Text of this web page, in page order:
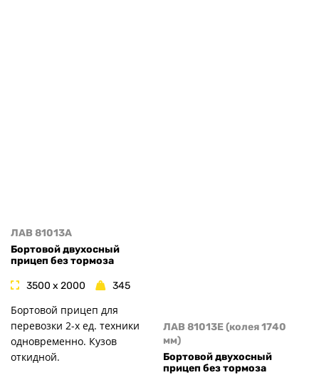
ЛАВ 81013A
Бортовой двухосный
прицеп без тормоза
3500 x 2000 345
Бортовой прицеп для
перевозки 2-х ед. техники
одновременно. Кузов
откидной.
ЛАВ 81013E (колея 1740
мм)
Бортовой двухосный
прицеп без тормоза